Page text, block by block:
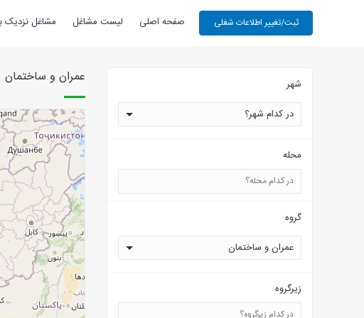
صفحه اصلی لیست مشاغل مشاغل نزدیک
عمران و ساختمان
شهر
در کدام شهر؟
محله
گروه
عمران و ساختمان
زیرگروه